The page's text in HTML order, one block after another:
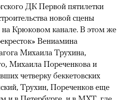
ДК Первой пятилетки
новой сцены
Крюковом канале. В этом же
Вениамина
Михаила Трухина,
Михаила Пореченкова и
четверку беккетовских
Трухин, Пореченков еще